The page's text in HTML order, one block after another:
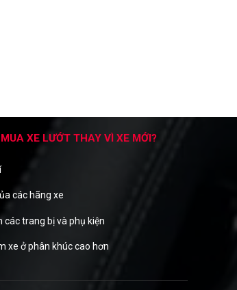
XE LƯỚT THAY VÌ XE MỚI?
các hãng xe
trang bị và phụ kiện
xe ở phân khúc cao hơn